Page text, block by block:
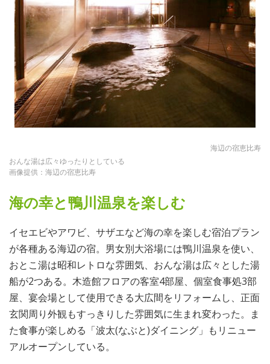
海辺の宿恵比寿
おんな湯は広々ゆったりとしている
画像提供：海辺の宿恵比寿
海の幸と鴨川温泉を楽しむ
イセエビやアワビ、サザエなど海の幸を楽しむ宿泊プラン
が各種ある海辺の宿。男女別大浴場には鴨川温泉を使い、
おとこ湯は昭和レトロな雰囲気、おんな湯は広々とした湯
船が2つある。木造館フロアの客室4部屋、個室食事処3部
屋、宴会場として使用できる大広間をリフォームし、正面
玄関周り外観もすっきりした雰囲気に生まれ変わった。ま
た食事が楽しめる「波太(なぶと)ダイニング」もリニュー
アルオープンしている。